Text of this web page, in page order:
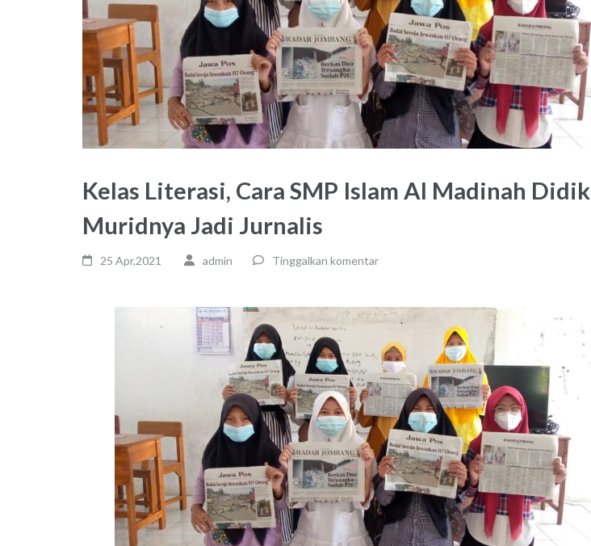
Kelas Literasi, Cara SMP Islam Al Madinah Didik
Muridnya Jadi Jurnalis
25 Apr,2021 admin Tinggalkan komentar